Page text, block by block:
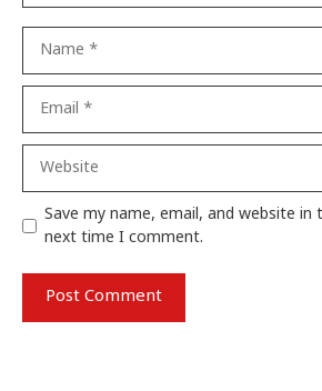
Website
Save my name, email, and website
next time I comment.